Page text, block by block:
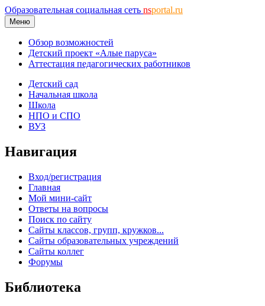
Образовательная социальная сеть nsportal.ru
Меню
Обзор возможностей
Детский проект «Алые паруса»
Аттестация педагогических работников
Детский сад
Начальная школа
Школа
НПО и СПО
ВУЗ
Навигация
Вход/регистрация
Главная
Мой мини-сайт
Ответы на вопросы
Поиск по сайту
Сайты классов, групп, кружков...
Сайты образовательных учреждений
Сайты коллег
Форумы
Библиотека